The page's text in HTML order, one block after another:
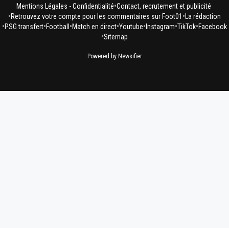
Mentions Légales - Confidentialité•Contact, recrutement et publicité
•Retrouvez votre compte pour les commentaires sur Foot01 • La rédaction
•PSG transfert•Football •Match en direct•Youtube• Instagram•TikTok•Facebook
•Sitemap
Powered by Newsifier